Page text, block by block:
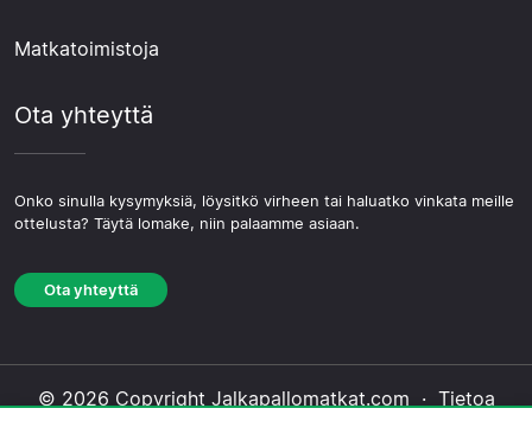
Matkatoimistoja
Ota yhteyttä
Onko sinulla kysymyksiä, löysitkö virheen tai haluatko vinkata meille
ottelusta? Täytä lomake, niin palaamme asiaan.
Ota yhteyttä
© 2026 Copyright Jalkapallomatkat.com · Tietoa